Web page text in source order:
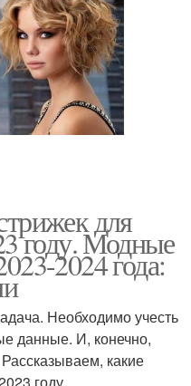
для
году. Модные
2024 года:
Необходимо учесть
данные. И, конечно,
какие